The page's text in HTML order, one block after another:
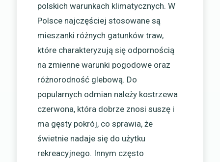
polskich warunkach klimatycznych. W
Polsce najczęściej stosowane są
mieszanki różnych gatunków traw,
które charakteryzują się odpornością
na zmienne warunki pogodowe oraz
różnorodność glebową. Do
popularnych odmian należy kostrzewa
czerwona, która dobrze znosi suszę i
ma gęsty pokrój, co sprawia, że
świetnie nadaje się do użytku
rekreacyjnego. Innym często